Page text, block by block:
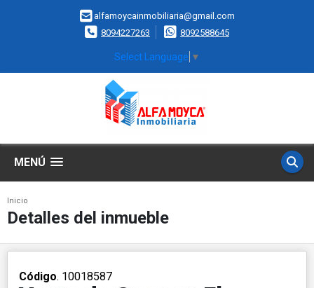
alfamoycainmobiliaria@gmail.com
8094227263
8092588645
Select Language ▼
MENÚ
Inicio
Detalles del inmueble
Código. 10018587